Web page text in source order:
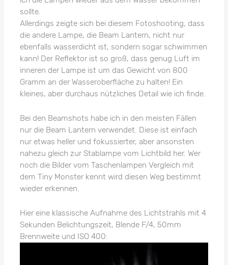
sollte.
Allerdings zeigte sich bei diesem Fotoshooting, dass
die andere Lampe, die Beam Lantern, nicht nur
ebenfalls wasserdicht ist, sondern sogar schwimmen
kann! Der Reflektor ist so groß, dass genug Luft im
inneren der Lampe ist um das Gewicht von 800
Gramm an der Wasseroberfläche zu halten! Ein
kleines, aber durchaus nützliches Detail wie ich finde.
Bei den Beamshots habe ich in den meisten Fällen
nur die Beam Lantern verwendet. Diese ist einfach
nur etwas heller und fokussierter, aber ansonsten
nahezu gleich zur Stablampe vom Lichtbild her. Wer
noch die Bilder vom Taschenlampen Vergleich mit
dem Tiny Monster kennt wird diesen Weg bestimmt
wieder erkennen.
Hier eine klassische Aufnahme des Lichtstrahls mit 4
Sekunden Belichtungszeit, Blende F/4, 50mm
Brennweite und ISO 400: